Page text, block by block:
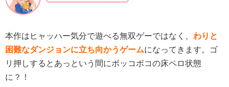
本作はヒャッハー気分で遊べる無双ゲーではなく、 わりと
困難なダンジョンに立ち向かうゲームになってきます。ゴ
リ押しするとあっという間にボッコボコの床ペロ状態
に？！